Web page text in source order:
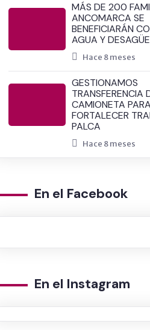
MÁS DE 200
ANCOMARCA SE
BENEFICIARÁN
AGUA Y DESAGÜE
Hace 8 meses
GESTIONAMOS
TRANSFERENCIA
CAMIONETA PARA
FORTALECER
PALCA
Hace 8 meses
En el Facebook
En el Instagram